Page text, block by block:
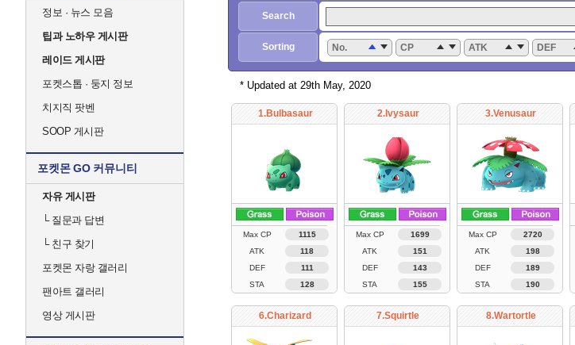
정보 · 뉴스 모음
팁과 노하우 게시판
레이드 게시판
포켓스톱 · 둥지 정보
치지직 팟벤
SOOP 게시판
포켓몬 GO 커뮤니티
자유 게시판
└질문과 답변
└친구 찾기
포켓몬 자랑 갤러리
팬아트 갤러리
영상 게시판
Search
Sorting No. CP ATK DEF
* Updated at 29th May, 2020
1.Bulbasaur
Max CP
1115
ATK
118
DEF
111
STA
128
2.Ivysaur
Max CP
1699
ATK
151
DEF
143
STA
155
3.Venusaur
Max CP
2720
ATK
198
DEF
189
STA
190
6.Charizard 7.Squirtle 8.Wartortle